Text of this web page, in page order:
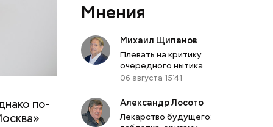
по-
ему не
Мнения
Михаил Щипанов
Плевать на критику
очередного нытика
06 августа 15:41
Александр Лосото
Лекарство будущего: